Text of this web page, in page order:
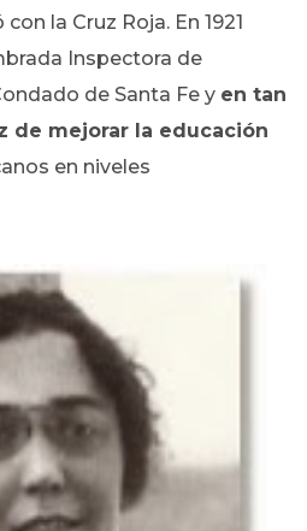
la Cruz Roja. En 1921
Inspectora de
de Santa Fe y en tan
de mejorar la educación
en niveles